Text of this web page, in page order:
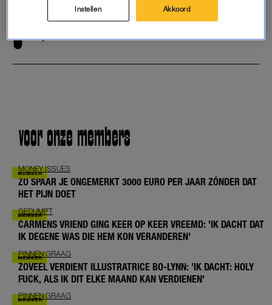
3 Eerst wippen, dan koffie: waarom ochtendseks héél goed
voor je is
voor onze members
MONEY ISSUES
ZO SPAAR JE ONGEMERKT 3000 EURO PER JAAR ZÓNDER DAT
HET PIJN DOET
GEDUMPT
CARMENS VRIEND GING KEER OP KEER VREEMD: 'IK DACHT DAT
IK DEGENE WAS DIE HEM KON VERANDEREN'
PINNEN GRAAG
ZOVEEL VERDIENT ILLUSTRATRICE BO-LYNN: 'IK DACHT: HOLY
FUCK, ALS IK DIT ELKE MAAND KAN VERDIENEN'
PINNEN GRAAG
Instellen Akkoord